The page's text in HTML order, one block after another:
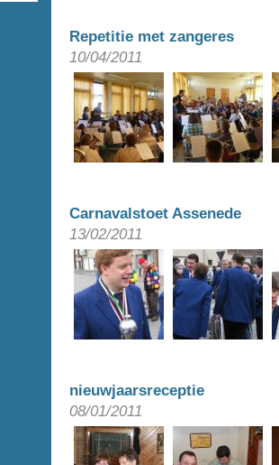
Repetitie met zangeres
10/04/2011
Carnavalstoet Assenede
13/02/2011
nieuwjaarsreceptie
08/01/2011